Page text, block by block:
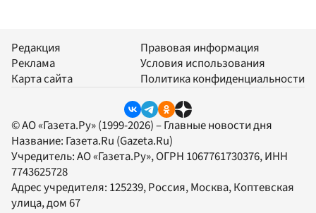
Редакция
Реклама
Карта сайта
Правовая информация
Условия использования
Политика конфиденциальности
© АО «Газета.Ру» (1999-2026) – Главные новости дня
Название: Газета.Ru (Gazeta.Ru)
Учредитель:АО «Газета.Ру», ОГРН 1067761730376, ИНН
7743625728
Адрес учредителя: 125239, Россия, Москва, Коптевская
улица, дом 67